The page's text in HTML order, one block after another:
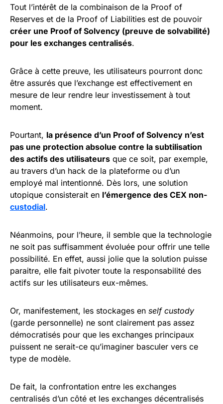
Tout l’intérêt de la combinaison de la Proof of
Reserves et de la Proof of Liabilities est de pouvoir
créer une Proof of Solvency (preuve de solvabilité)
pour les exchanges centralisés.
Grâce à cette preuve, les utilisateurs pourront donc
être assurés que l’exchange est effectivement en
mesure de leur rendre leur investissement à tout
moment.
Pourtant, la présence d’un Proof of Solvency n’est
pas une protection absolue contre la subtilisation
des actifs des utilisateurs que ce soit, par exemple,
au travers d’un hack de la plateforme ou d’un
employé mal intentionné. Dès lors, une solution
utopique consisterait en l’émergence des CEX non-
custodial.
Néanmoins, pour l’heure, il semble que la technologie
ne soit pas suffisamment évoluée pour offrir une telle
possibilité. En effet, aussi jolie que la solution puisse
paraitre, elle fait pivoter toute la responsabilité des
actifs sur les utilisateurs eux-mêmes.
Or, manifestement, les stockages en self custody
(garde personnelle) ne sont clairement pas assez
démocratisés pour que les exchanges principaux
puissent ne serait-ce qu’imaginer basculer vers ce
type de modèle.
De fait, la confrontation entre les exchanges
centralisés d’un côté et les exchanges décentralisés